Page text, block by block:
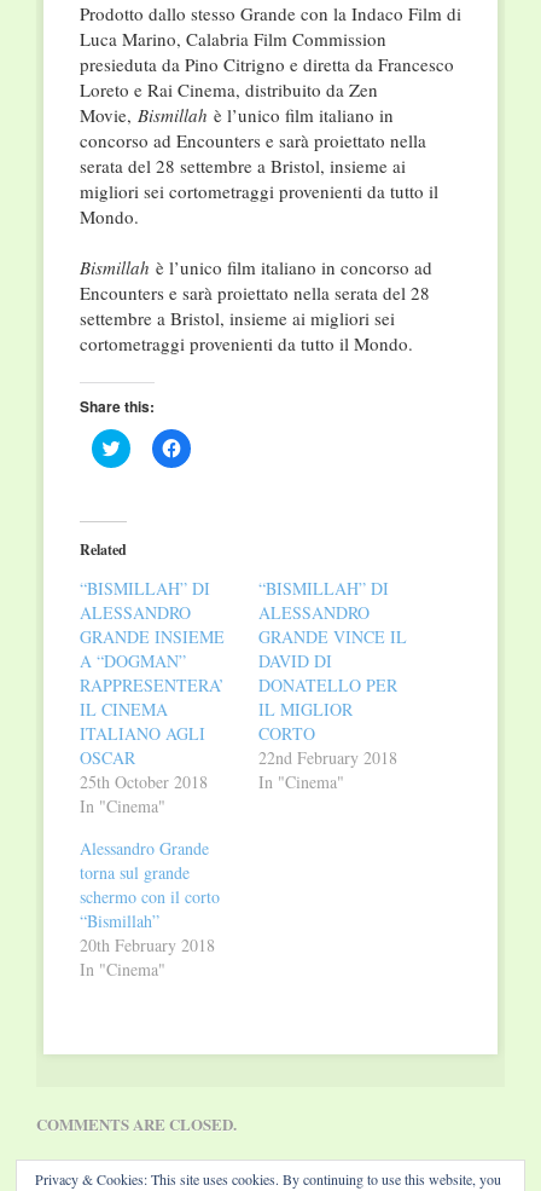
Prodotto dallo stesso Grande con la Indaco Film di
Luca Marino, Calabria Film Commission
presieduta da Pino Citrigno e diretta da Francesco
Loreto e Rai Cinema, distribuito da Zen
Movie, Bismillah è l’unico film italiano in
concorso ad Encounters e sarà proiettato nella
serata del 28 settembre a Bristol, insieme ai
migliori sei cortometraggi provenienti da tutto il
Mondo.
Bismillah è l’unico film italiano in concorso ad
Encounters e sarà proiettato nella serata del 28
settembre a Bristol, insieme ai migliori sei
cortometraggi provenienti da tutto il Mondo.
Share this:
Click
to
(Opens
in
new
Click
to
Related
“BISMILLAH” DI
ALESSANDRO
GRANDE INSIEME
A “DOGMAN”
RAPPRESENTERA’
IL CINEMA
ITALIANO AGLI
OSCAR
25th October 2018
In "Cinema"
“BISMILLAH” DI
ALESSANDRO
GRANDE VINCE IL
DAVID DI
DONATELLO PER
IL MIGLIOR
CORTO
22nd February 2018
In "Cinema"
Alessandro Grande
torna sul grande
schermo con il corto
“Bismillah”
20th February 2018
In "Cinema"
COMMENTS ARE CLOSED.
Privacy & Cookies: This site uses cookies. By continuing to use this website, you